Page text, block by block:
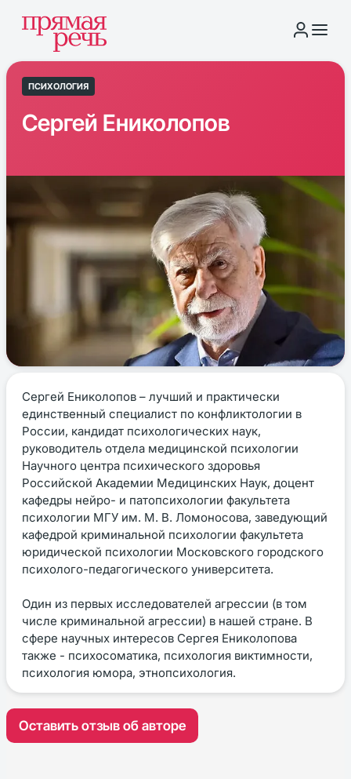
ПСИХОЛОГИЯ
Сергей Ениколопов
Сергей Ениколопов – лучший и практически
единственный специалист по конфликтологии в
России, кандидат психологических наук,
руководитель отдела медицинской психологии
Научного центра психического здоровья
Российской Академии Медицинских Наук, доцент
кафедры нейро- и патопсихологии факультета
психологии МГУ им. М. В. Ломоносова, заведующий
кафедрой криминальной психологии факультета
юридической психологии Московского городского
психолого-педагогического университета.
Один из первых исследователей агрессии (в том
числе криминальной агрессии) в нашей стране. В
сфере научных интересов Сергея Ениколопова
также - психосоматика, психология виктимности,
психология юмора, этнопсихология.
Оставить отзыв об авторе